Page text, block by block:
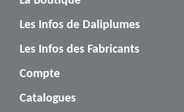
Les Infos de Daliplumes
Les Infos des Fabricants
Compte
Catalogues